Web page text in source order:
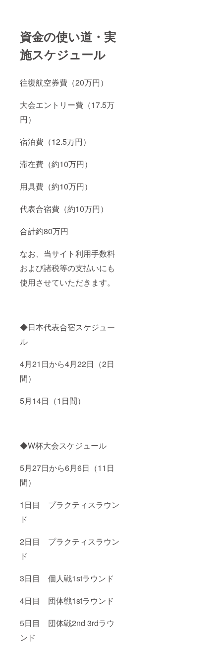
資金の使い道・実
施スケジュール
往復航空券費（20万円）
大会エントリー費（17.5万
円）
宿泊費（12.5万円）
滞在費（約10万円）
用具費（約10万円）
代表合宿費（約10万円）
合計約80万円
なお、当サイト利用手数料
および諸税等の支払いにも
使用させていただきます。
◆日本代表合宿スケジュー
ル
4月21日から4月22日（2日
間）
5月14日（1日間）
◆W杯大会スケジュール
5月27日から6月6日（11日
間）
1日目 プラクティスラウン
ド
2日目 プラクティスラウン
ド
3日目 個人戦1stラウンド
4日目 団体戦1stラウンド
5日目 団体戦2nd 3rdラウ
ンド